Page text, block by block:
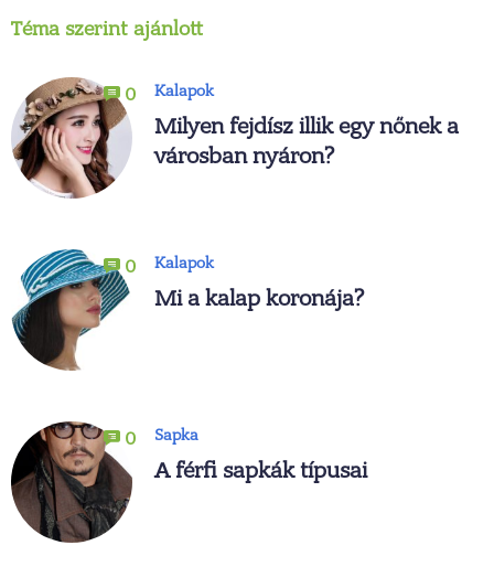
Téma szerint ajánlott
0 Kalapok
Milyen fejdísz illik egy nőnek a
városban nyáron?
0 Kalapok
Mi a kalap koronája?
0 Sapka
A férfi sapkák típusai